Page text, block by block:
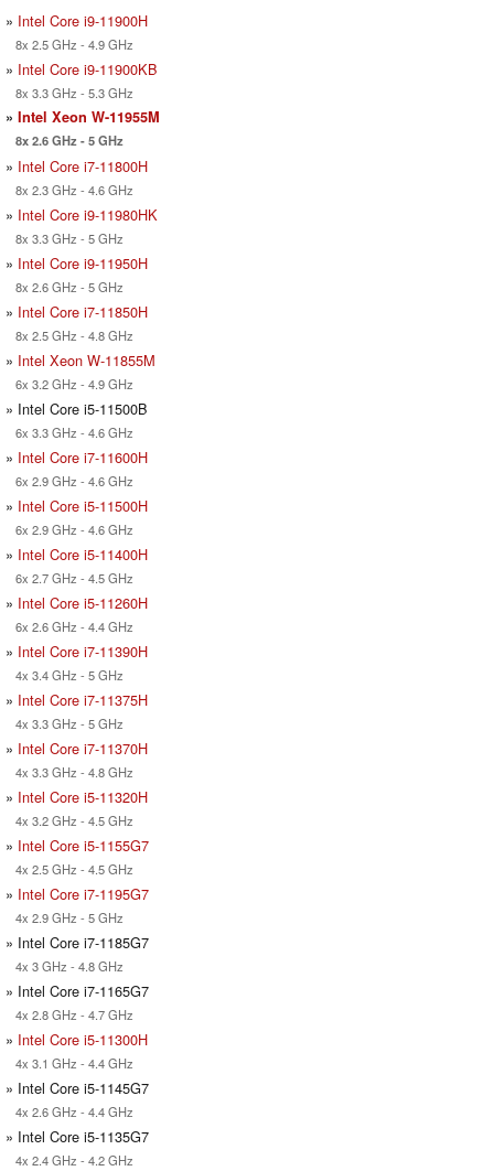
» Intel Core i9-11900H
8x 2.5 GHz - 4.9 GHz
» Intel Core i9-11900KB
8x 3.3 GHz - 5.3 GHz
» Intel Xeon W-11955M
8x 2.6 GHz - 5 GHz
» Intel Core i7-11800H
8x 2.3 GHz - 4.6 GHz
» Intel Core i9-11980HK
8x 3.3 GHz - 5 GHz
» Intel Core i9-11950H
8x 2.6 GHz - 5 GHz
» Intel Core i7-11850H
8x 2.5 GHz - 4.8 GHz
» Intel Xeon W-11855M
6x 3.2 GHz - 4.9 GHz
» Intel Core i5-11500B
6x 3.3 GHz - 4.6 GHz
» Intel Core i7-11600H
6x 2.9 GHz - 4.6 GHz
» Intel Core i5-11500H
6x 2.9 GHz - 4.6 GHz
» Intel Core i5-11400H
6x 2.7 GHz - 4.5 GHz
» Intel Core i5-11260H
6x 2.6 GHz - 4.4 GHz
» Intel Core i7-11390H
4x 3.4 GHz - 5 GHz
» Intel Core i7-11375H
4x 3.3 GHz - 5 GHz
» Intel Core i7-11370H
4x 3.3 GHz - 4.8 GHz
» Intel Core i5-11320H
4x 3.2 GHz - 4.5 GHz
» Intel Core i5-1155G7
4x 2.5 GHz - 4.5 GHz
» Intel Core i7-1195G7
4x 2.9 GHz - 5 GHz
» Intel Core i7-1185G7
4x 3 GHz - 4.8 GHz
» Intel Core i7-1165G7
4x 2.8 GHz - 4.7 GHz
» Intel Core i5-11300H
4x 3.1 GHz - 4.4 GHz
» Intel Core i5-1145G7
4x 2.6 GHz - 4.4 GHz
» Intel Core i5-1135G7
4x 2.4 GHz - 4.2 GHz